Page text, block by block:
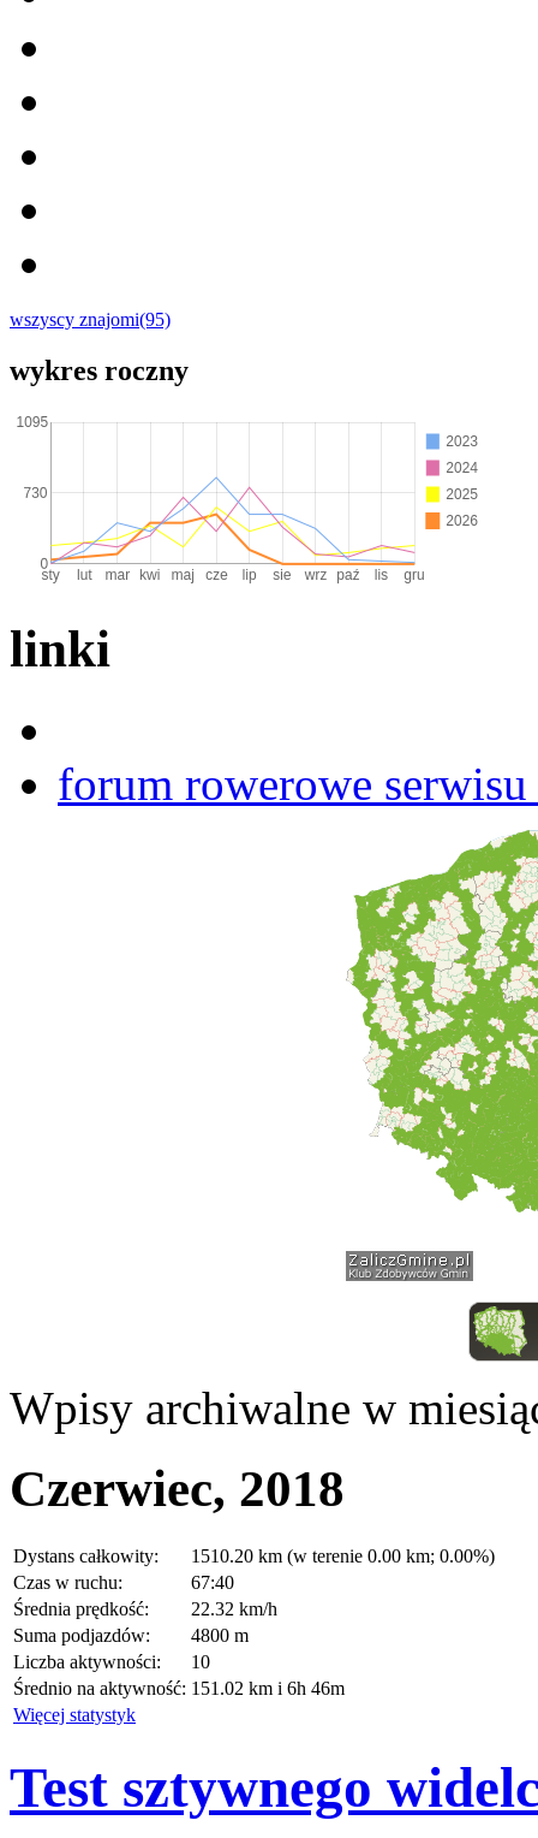
wszyscy znajomi(95)
wykres roczny
linki
forum rowerowe
Wpisy archiwalne w
Czerwiec, 2018
Dystans całkowity:
1510.20 km (w terenie 0.00 km; 0.00%)
Czas w ruchu:
67:40
Średnia prędkość:
22.32 km/h
Suma podjazdów:
4800 m
Liczba aktywności:
10
Średnio na aktywność: 151.02 km i 6h 46m
Więcej statystyk
Test sztywnego